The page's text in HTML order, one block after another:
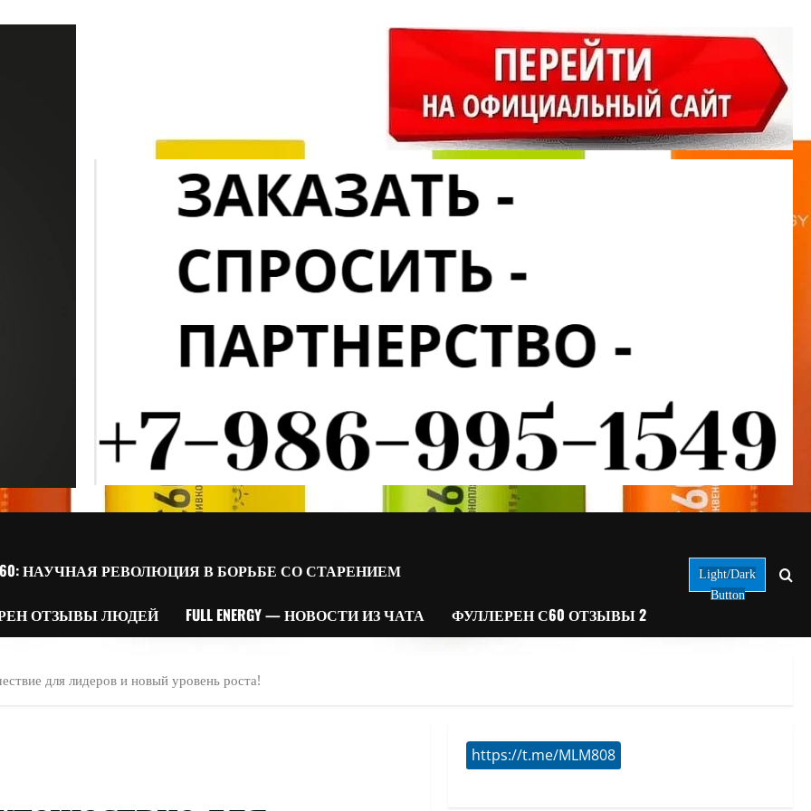
НАУЧНАЯ РЕВОЛЮЦИЯ В БОРЬБЕ СО СТАРЕНИЕМ
ОТЗЫВЫ ЛЮДЕЙ FULL ENERGY — НОВОСТИ ИЗ ЧАТА ФУЛЛЕРЕН С60 ОТЗЫВЫ 2
Light/Dark
Button
для лидеров и новый уровень роста!
https://t.me/MLM808